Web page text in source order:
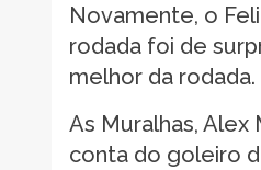
Novamente, o
rodada foi de
melhor da rodada.
As Muralhas,
conta do goleiro